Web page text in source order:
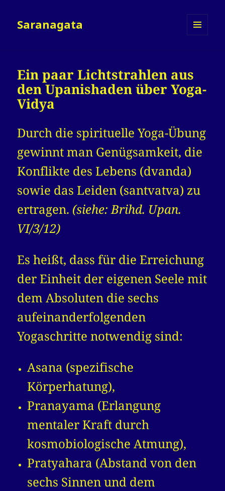
Saranagata
Ein paar Lichtstrahlen aus
den Upanishaden über Yoga-
Vidya
Durch die spirituelle Yoga-Übung
gewinnt man Genügsamkeit, die
Konflikte des Lebens (dvanda)
sowie das Leiden (santvatva) zu
ertragen. (siehe: Brihd. Upan.
VI/3/12)
Es heißt, dass für die Erreichung
der Einheit der eigenen Seele mit
dem Absoluten die sechs
aufeinanderfolgenden
Yogaschritte notwendig sind:
Asana (spezifische
Körperhatung),
Pranayama (Erlangung
mentaler Kraft durch
kosmobiologische Atmung),
Pratyahara (Abstand von den
sechs Sinnen und dem